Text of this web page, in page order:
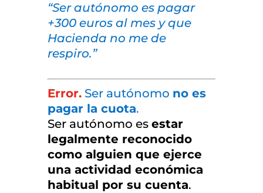
“Ser autónomo es pagar
+300 euros al mes y que
Hacienda no me de
respiro.”
Error. Ser autónomo no es
pagar la cuota.
Ser autónomo es estar
legalmente reconocido
como alguien que ejerce
una actividad económica
habitual por su cuenta.